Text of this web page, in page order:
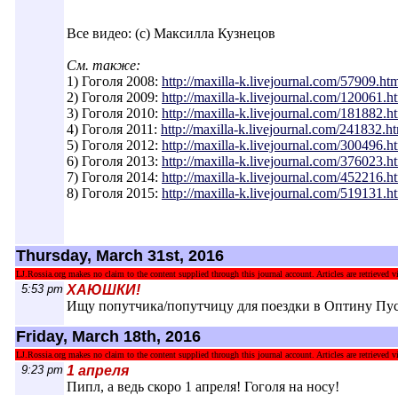
Все видео: (с) Максилла Кузнецов
См. также:
1) Гоголя 2008: http://maxilla-k.livejournal.com/57909.h
2) Гоголя 2009: http://maxilla-k.livejournal.com/120061.h
3) Гоголя 2010: http://maxilla-k.livejournal.com/181882.h
4) Гоголя 2011: http://maxilla-k.livejournal.com/241832.h
5) Гоголя 2012: http://maxilla-k.livejournal.com/300496.h
6) Гоголя 2013: http://maxilla-k.livejournal.com/376023.h
7) Гоголя 2014: http://maxilla-k.livejournal.com/452216.h
8) Гоголя 2015: http://maxilla-k.livejournal.com/519131.h
Thursday, March 31st, 2016
LJ.Rossia.org makes no claim to the content supplied through this journal account. Articles are retrieved
5:53 pm ХАЮШКИ!
Ищу попутчика/попутчицу для поездки в Оптину
Friday, March 18th, 2016
LJ.Rossia.org makes no claim to the content supplied through this journal account. Articles are retrieved
9:23 pm 1 апреля
Пипл, а ведь скоро 1 апреля! Гоголя на носу!